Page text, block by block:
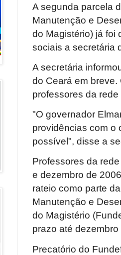
A segunda parcela
Manutenção e
do Magistério) já foi
sociais a secretária
A secretária
do Ceará em
professores da
"O governador
providências com o
possível", disse a
Professores da
e dezembro de
rateio como parte
Manutenção e
do Magistério
prazo até
Precatório do